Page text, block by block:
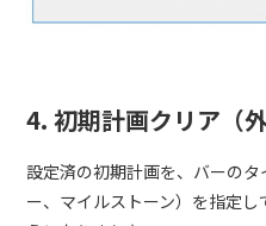
4. 初期計画クリア（
設定済の初期計画を、バーの
ー、マイルストーン）を指定